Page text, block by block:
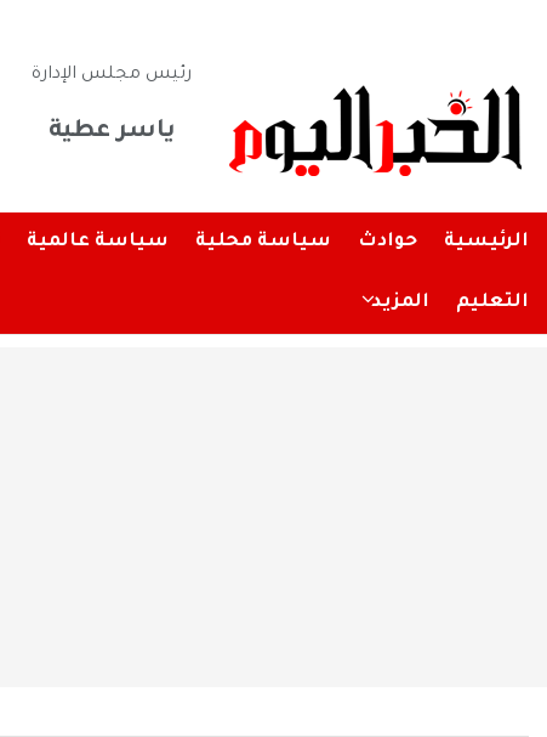
رئيس مجلس الإدارة
ياسر عطية
الرئيسية حوادث سياسة محلية سياسة عالمية
التعليم المزيد